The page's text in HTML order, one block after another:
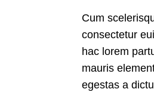
Cum
consectetur
hac lorem
mauris
egestas a